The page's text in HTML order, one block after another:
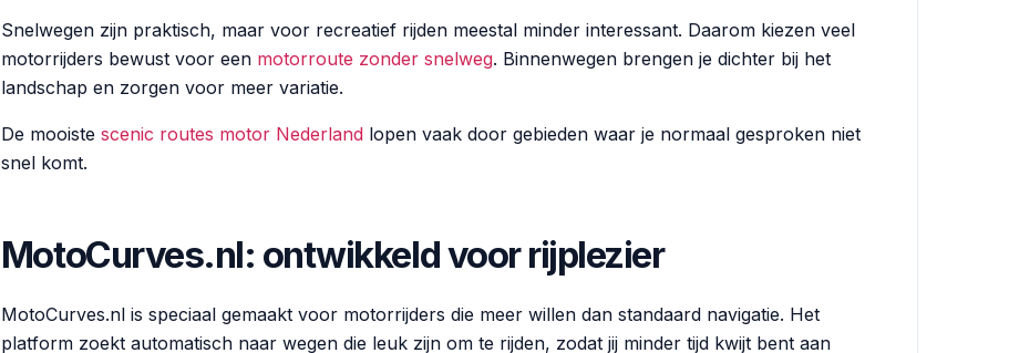
Snelwegen zijn praktisch, maar voor recreatief rijden meestal minder interessant. Daarom kiezen veel
motorrijders bewust voor een motorroute zonder snelweg. Binnenwegen brengen je dichter bij het
landschap en zorgen voor meer variatie.
De mooiste scenic routes motor Nederlandlopen vaak door gebieden waar je normaal gesproken niet
snel komt.
MotoCurves.nl: ontwikkeld voor rijplezier
MotoCurves.nl is speciaal gemaakt voor motorrijders die meer willen dan standaard navigatie. Het
platform zoekt automatisch naar wegen die leuk zijn om te rijden, zodat jij minder tijd kwijt bent aan